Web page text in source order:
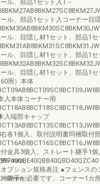
、
、
ル、部品1セット入T－
ル、部品1セット入コーナー目
ル、目隠し材1セット、部品1セ
ル、目隠し材1セット、部品1セ
ル、目隠し材1セット、部品1
用）本体
入本体コーナー用
入端部キャップ
各1個入、取付説明書同梱取付
金具3個入、ストレート継手1個
オプション規格表注 ●フェンスの
継手が必要です。コーナー1カ